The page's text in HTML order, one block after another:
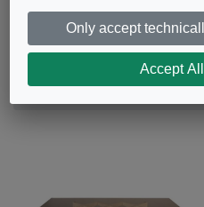
Tavolo Spider
Tavoli e sedie Tavoli
Only accept
Accept